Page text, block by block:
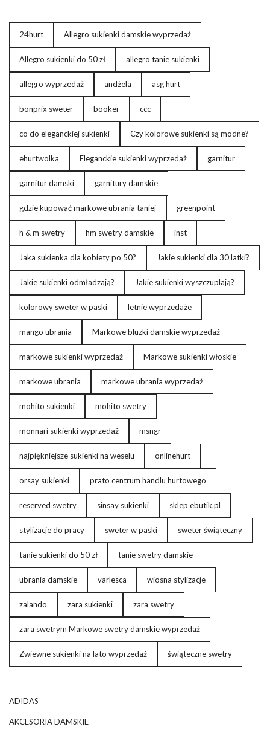
24hurt Allegro sukienki damskie wyprzedaż
Allegro sukienki do 50 zł allegro tanie sukienki
allegro wyprzedaż andżela asg hurt
bonprix sweter booker ccc
co do eleganckiej sukienki Czy kolorowe sukienki są modne?
ehurtwolka Eleganckie sukienki wyprzedaż garnitur
garnitur damski garnitury damskie
gdzie kupować markowe ubrania taniej greenpoint
h & m swetry hm swetry damskie inst
Jaka sukienka dla kobiety po 50? Jakie sukienki dla 30 latki?
Jakie sukienki odmładzają? Jakie sukienki wyszczuplają?
kolorowy sweter w paski letnie wyprzedaże
mango ubrania Markowe bluzki damskie wyprzedaż
markowe sukienki wyprzedaż Markowe sukienki włoskie
markowe ubrania markowe ubrania wyprzedaż
mohito sukienki mohito swetry
monnari sukienki wyprzedaż msngr
najpiękniejsze sukienki na weselu onlinehurt
orsay sukienki prato centrum handlu hurtowego
reserved swetry sinsay sukienki sklep ebutik.pl
stylizacje do pracy sweter w paski sweter świąteczny
tanie sukienki do 50 zł tanie swetry damskie
ubrania damskie varlesca wiosna stylizacje
zalando zara sukienki zara swetry
zara swetrym Markowe swetry damskie wyprzedaż
Zwiewne sukienki na lato wyprzedaż świąteczne swetry
ADIDAS
AKCESORIA DAMSKIE